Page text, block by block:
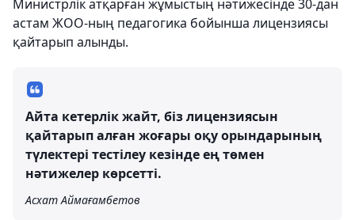
Министрлік атқарған жұмыстың нәтижесінде 30-дан
астам ЖОО-ның педагогика бойынша лицензиясы
қайтарып алынды.
Айта кетерлік жайт, біз лицензиясын
қайтарып алған жоғары оқу орындарының
түлектері тестілеу кезінде ең төмен
нәтижелер көрсетті.
Асхат Аймағамбетов